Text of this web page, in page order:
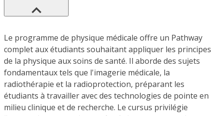
Le programme de physique médicale offre un Pathway
complet aux étudiants souhaitant appliquer les principes
de la physique aux soins de santé. Il aborde des sujets
fondamentaux tels que l'imagerie médicale, la
radiothérapie et la radioprotection, préparant les
étudiants à travailler avec des technologies de pointe en
milieu clinique et de recherche. Le cursus privilégie